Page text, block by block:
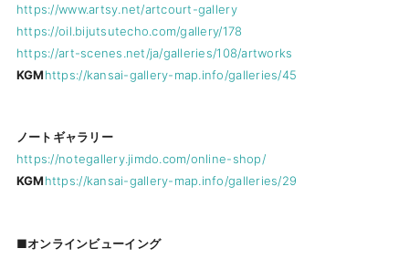
https://www.artsy.net/artcourt-gallery
https://oil.bijutsutecho.com/gallery/178
https://art-scenes.net/ja/galleries/108/artworks
KGMhttps://kansai-gallery-map.info/galleries/45
ノートギャラリー
https://notegallery.jimdo.com/online-shop/
KGMhttps://kansai-gallery-map.info/galleries/29
■オンラインビューイング